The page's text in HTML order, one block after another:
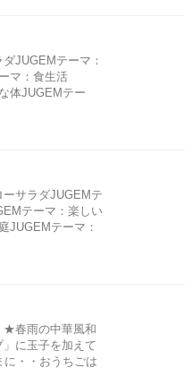
JUGEMテーマ：
マ：食生活
体JUGEMテー
サラダJUGEMテ
テーマ：楽しい
JUGEMテーマ：
春雨の中華風和
に玉子を加えて
に・・おうちごは